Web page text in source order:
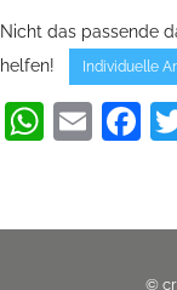
20x8-
10
Felgen
Reifen
greenkeeper)
Nicht das passende
helfen!
Individuelle
©